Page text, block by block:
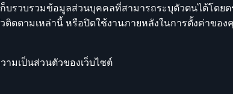
รวบรวมข้อมูลส่วนบุคคลที่สามารถระบุตัวตนได้โดยต
ดตามเหล่านี้ หรือปิดใช้งานภายหลังในการตั้งค่าข
ามเป็นส่วนตัวของเว็บไซต์